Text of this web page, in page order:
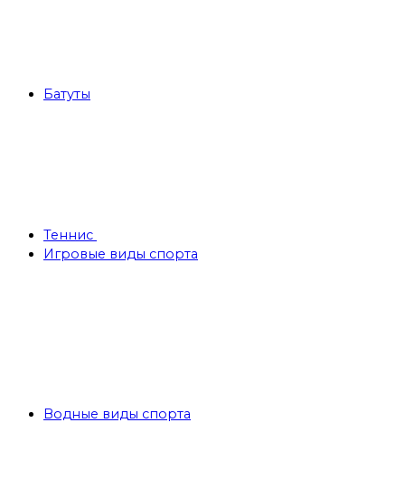
Батуты
Теннис
Игровые виды спорта
Водные виды спорта